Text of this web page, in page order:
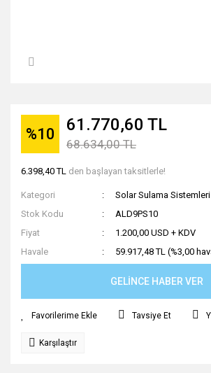
%10 61.770,60 TL
68.634,00 TL
6.398,40 TL den başlayan taksitlerle!
Kategori Solar Sulama Sistemleri
Stok Kodu
ALD9PS10
Fiyat
1.200,00 USD + KDV
Havale
59.917,48 TL (%3,00
GELİNCE HABER VER
Tavsiye Et
Karşılaştır